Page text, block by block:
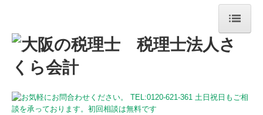
HOME
事務所紹介
法人・個人事業主のお客様